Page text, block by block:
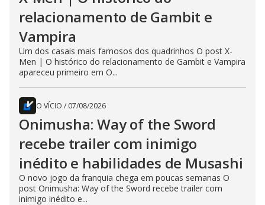
relacionamento de Gambit e
Vampira
Um dos casais mais famosos dos quadrinhos O post X-
Men | O histórico do relacionamento de Gambit e Vampira
apareceu primeiro em O...
O VÍCIO / 07/08/2026
Onimusha: Way of the Sword
recebe trailer com inimigo
inédito e habilidades de Musashi
O novo jogo da franquia chega em poucas semanas O
post Onimusha: Way of the Sword recebe trailer com
inimigo inédito e...